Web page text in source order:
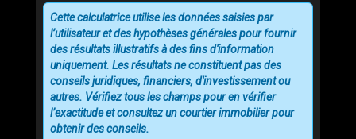
Cette calculatrice utilise les données saisies par
l’utilisateur et des hypothèses générales pour fournir
des résultats illustratifs à des fins d'information
uniquement. Les résultats ne constituent pas des
conseils juridiques, financiers, d'investissement ou
autres. Vérifiez tous les champs pour en vérifier
l’exactitude et consultez un courtier immobilier pour
obtenir des conseils.